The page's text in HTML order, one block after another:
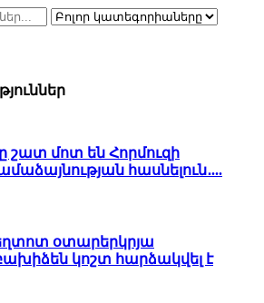
շատ մոտ են Հորմուզի
հասնելուն․...
օտարերկրյա
կոշտ հարձակվել է